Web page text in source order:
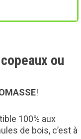
ou
!
100% aux
de bois, c’est à